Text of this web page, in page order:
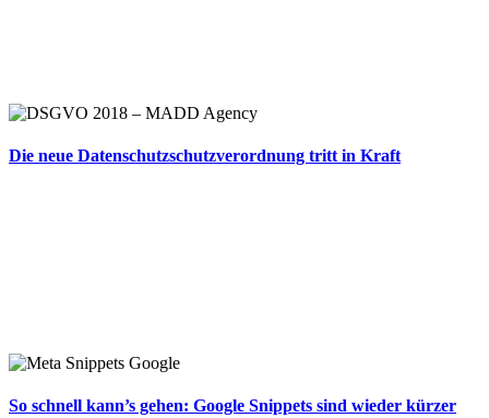
Die neue Datenschutzschutzverordnung tritt in Kraft
So schnell kann’s gehen: Google Snippets sind wieder kürzer